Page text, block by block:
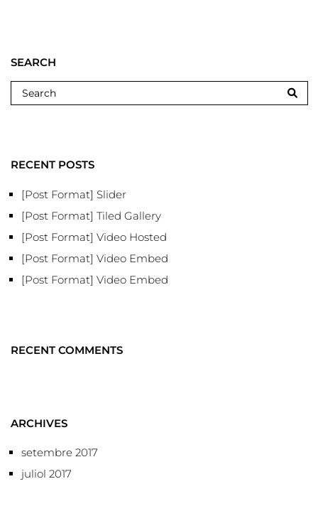
SEARCH
RECENT POSTS
[Post Format] Slider
[Post Format] Tiled Gallery
[Post Format] Video Hosted
[Post Format] Video Embed
[Post Format] Video Embed
RECENT COMMENTS
ARCHIVES
setembre 2017
juliol 2017